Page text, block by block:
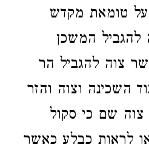
על טומאת מקדש
להגביל המשכן
צוה להגביל הר
השכינה וצוה והזר
שם כי סקול
לראות כבלע כאשר